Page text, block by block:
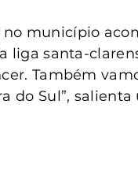
município
liga santa-
Também
do Sul”,